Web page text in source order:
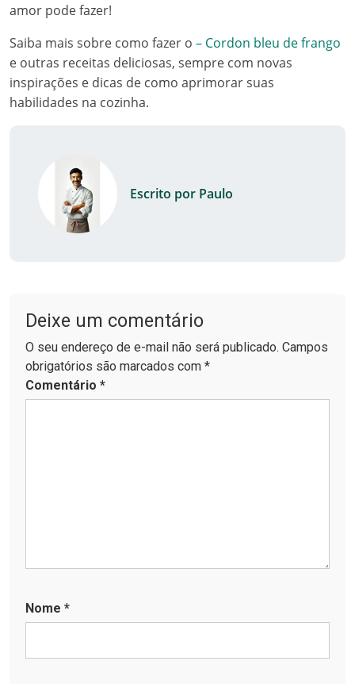
amor pode fazer!
Saiba mais sobre como fazer o – Cordon bleu de frango
e outras receitas deliciosas, sempre com novas
inspirações e dicas de como aprimorar suas
habilidades na cozinha.
Escrito por Paulo
Deixe um comentário
O seu endereço de e-mail não será publicado. Campos
obrigatórios são marcados com *
Comentário *
Nome *